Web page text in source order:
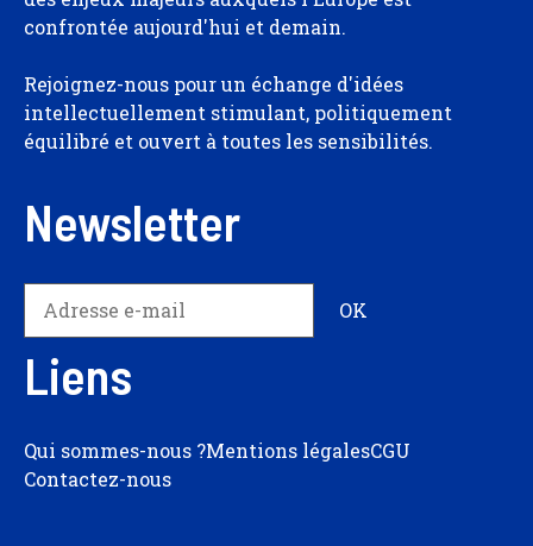
confrontée aujourd'hui et demain.
Rejoignez-nous pour un échange d'idées
intellectuellement stimulant, politiquement
équilibré et ouvert à toutes les sensibilités.
Newsletter
Liens
Qui sommes-nous ?Mentions légalesCGU
Contactez-nous